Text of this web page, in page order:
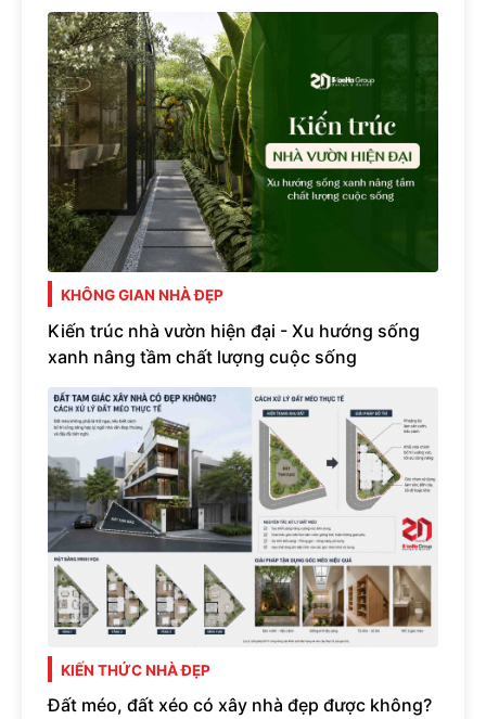
KHÔNG GIAN NHÀ ĐẸP
Kiến trúc nhà vườn hiện đại - Xu hướng sống
xanh nâng tầm chất lượng cuộc sống
KIẾN THỨC NHÀ ĐẸP
Đất méo, đất xéo có xây nhà đẹp được không?